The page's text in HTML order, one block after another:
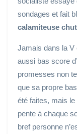
sondages et fait
calamiteuse
Jamais dans la V
aussi bas score
promesses non
que sa propre
été faites, mais le
pente à chaque
bref personne